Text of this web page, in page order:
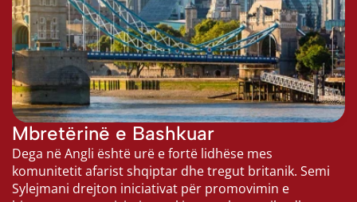
Mbretërinë e Bashkuar
Dega në Angli është urë e fortë lidhëse mes
komunitetit afarist shqiptar dhe tregut britanik. Semi
Sylejmani drejton iniciativat për promovimin e